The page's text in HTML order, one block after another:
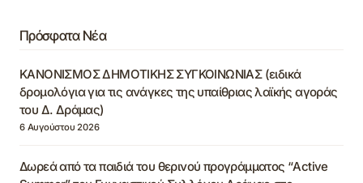
Πρόσφατα Νέα
ΚΑΝΟΝΙΣΜΟΣ ΔΗΜΟΤΙΚΗΣ ΣΥΓΚΟΙΝΩΝΙΑΣ (ειδικά
δρομολόγια για τις ανάγκες της υπαίθριας λαϊκής αγοράς
του Δ. Δράμας)
6 Αυγούστου 2026
Δωρεά από τα παιδιά του θερινού προγράμματος “Active